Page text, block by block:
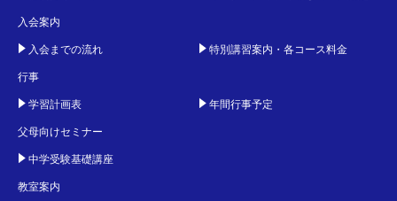
入会案内
入会までの流れ 特別講習案内・各コース料金
行事
学習計画表 年間行事予定
父母向けセミナー
中学受験基礎講座
教室案内